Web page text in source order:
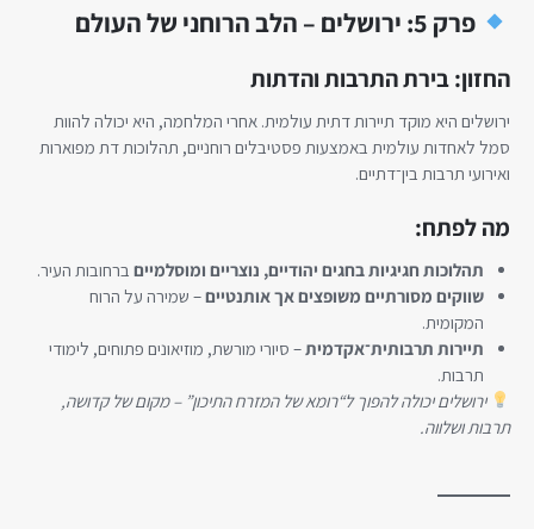
פרק 5: ירושלים – הלב הרוחני של העולם
החזון: בירת התרבות והדתות
ירושלים היא מוקד תיירות דתית עולמית. אחרי המלחמה, היא יכולה להוות
סמל לאחדות עולמית באמצעות פסטיבלים רוחניים, תהלוכות דת מפוארות
ואירועי תרבות בין־דתיים.
מה לפתח:
תהלוכות חגיגיות בחגים יהודיים, נוצריים ומוסלמיים ברחובות העיר.
שווקים מסורתיים משופצים אך אותנטיים– שמירה על הרוח
המקומית.
תיירות תרבותית־אקדמית– סיורי מורשת, מוזיאונים פתוחים, לימודי
תרבות.
ירושלים יכולה להפוך ל“רומא של המזרח התיכון” – מקום של קדושה,
תרבות ושלווה.